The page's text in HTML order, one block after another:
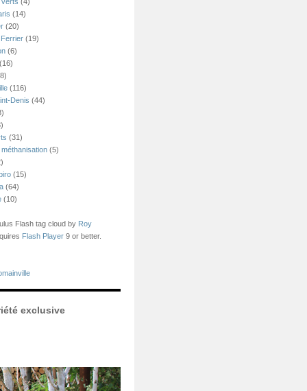
(14)
(20)
(19)
(6)
(116)
Denis (44)
(31)
(5)
(15)
(64)
(10)
Flash tag cloud by Roy
Flash Player 9 or better.
exclusive